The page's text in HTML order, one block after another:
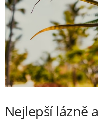
Nejlepší lázně